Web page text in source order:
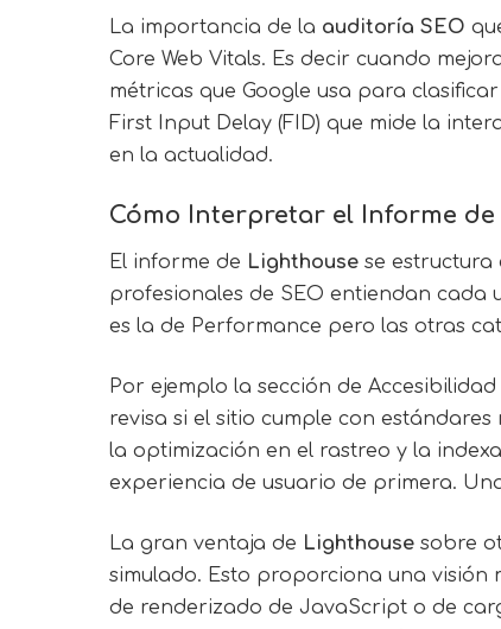
La importancia de la auditoría SEO
Core Web Vitals. Es decir cuando
métricas que Google usa para
First Input Delay (FID) que mide la
en la actualidad.
Cómo Interpretar el Informe
El informe de Lighthouse se estructura
profesionales de SEO entiendan
es la de Performance pero las otras
Por ejemplo la sección de
revisa si el sitio cumple con
la optimización en el rastreo y la
experiencia de usuario de primera.
La gran ventaja de Lighthouse sobre
simulado. Esto proporciona una visión
de renderizado de JavaScript o de